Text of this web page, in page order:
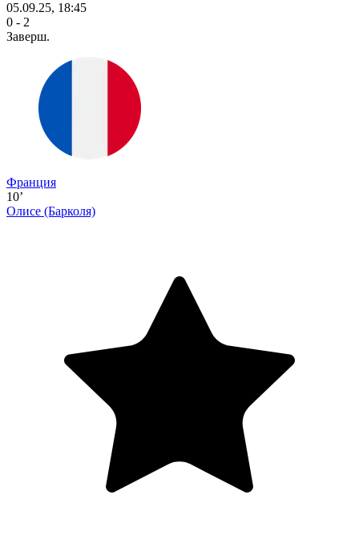
05.09.25, 18:45
0 - 2
Заверш.
Франция
10’
Олисе (Барколя)